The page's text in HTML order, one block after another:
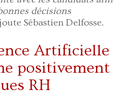
décisions
Sébastien Delfosse.
Artificielle
positivement
RH